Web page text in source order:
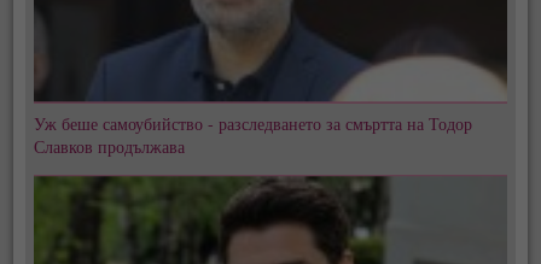
Уж беше самоубийство - разследването за смъртта на Тодор
Славков продължава